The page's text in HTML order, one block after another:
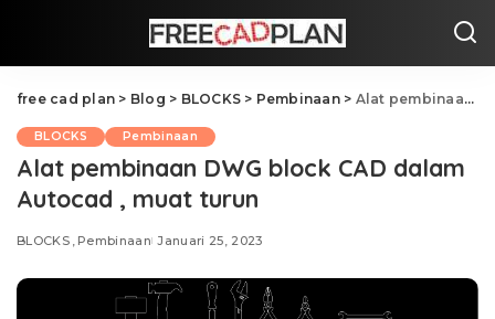
free cad plan > Blog > BLOCKS > Pembinaan> Alat pembinaan DWG block CAD dalam Autocad , muat turun
BLOCKS Pembinaan
Alat pembinaan DWG block CAD dalam
Autocad , muat turun
BLOCKS Pembinaan Januari 25, 2023